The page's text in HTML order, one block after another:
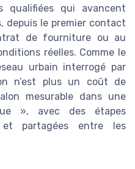
qualifiées qui avancent
depuis le premier contact
de fourniture ou au
réelles. Comme le
urbain interrogé par
n’est plus un coût de
mesurable dans une
», avec des étapes
et partagées entre les